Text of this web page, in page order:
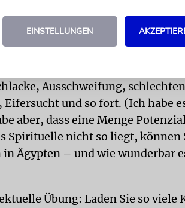
Nutzen Sie das Großreinemachen
Ausschweifung, schlechten
und so fort. (Ich habe
aber, dass eine Menge
Spirituelle nicht so liegt, können
Ägypten – und wie wunderbar
Übung: Laden Sie so viele
EINSTELLUNGEN